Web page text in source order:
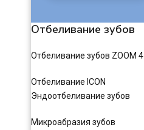
Отбеливание зубов
Отбеливание зубов ZOOM 4
Отбеливание ICON
Эндоотбеливание зубов
Микроабразия зубов